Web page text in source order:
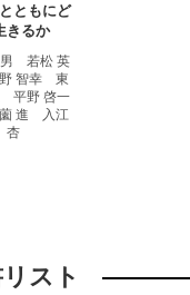
ともにど
きるか
男 若松 英
智幸 東
平野 啓一
進 入江
杏
スト